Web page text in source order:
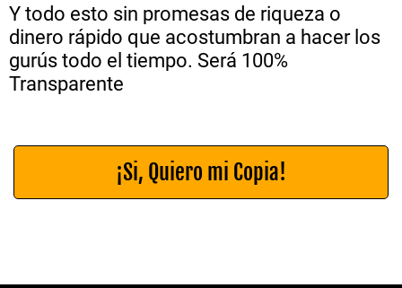
Y todo esto sin promesas de riqueza o
dinero rápido que acostumbran a hacer los
gurús todo el tiempo. Será 100%
Transparente
¡Si, Quiero mi Copia!